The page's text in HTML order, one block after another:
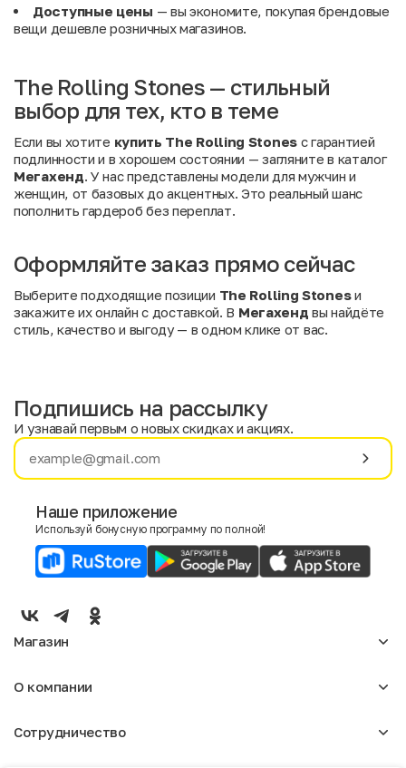
Доступные цены — вы экономите, покупая брендовые
вещи дешевле розничных магазинов.
The Rolling Stones — стильный
выбор для тех, кто в теме
Если вы хотите купить The Rolling Stones с гарантией
подлинности и в хорошем состоянии — загляните в каталог
Мегахенд. У нас представлены модели для мужчин и
женщин, от базовых до акцентных. Это реальный шанс
пополнить гардероб без переплат.
Оформляйте заказ прямо сейчас
Выберите подходящие позиции The Rolling Stonesи
закажите их онлайн с доставкой. В Мегахенд вы найдёте
стиль, качество и выгоду — в одном клике от вас.
Имя
E-mail
Мужской
Подпишись на рассылку
И узнавай первым о новых скидках и акциях.
Наше приложение
Используй бонусную программу по полной!
Магазин
Мужское
О компании
Отзывы
Сотрудничество